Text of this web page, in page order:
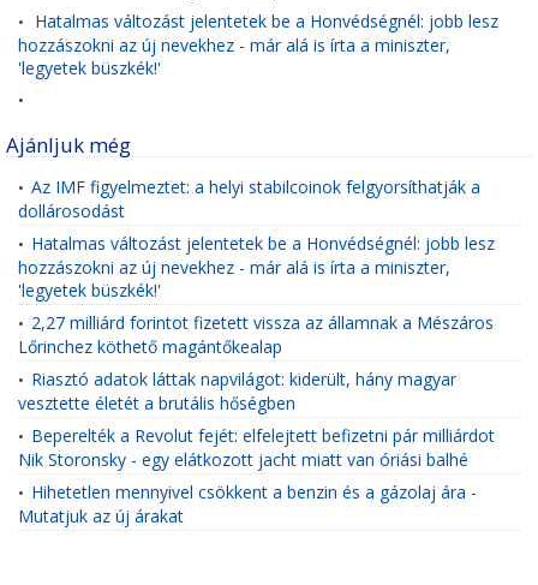
• Hatalmas változást jelentetek be a Honvédségnél: jobb lesz
hozzászokni az új nevekhez - már alá is írta a miniszter,
'legyetek büszkék!'
•
Ajánljuk még
• Az IMF figyelmeztet: a helyi stabilcoinok felgyorsíthatják a
dollárosodást
• Hatalmas változást jelentetek be a Honvédségnél: jobb lesz
hozzászokni az új nevekhez - már alá is írta a miniszter,
'legyetek büszkék!'
• 2,27 milliárd forintot fizetett vissza az államnak a Mészáros
Lőrinchez köthető magántőkealap
• Riasztó adatok láttak napvilágot: kiderült, hány magyar
vesztette életét a brutális hőségben
• Beperelték a Revolut fejét: elfelejtett befizetni pár milliárdot
Nik Storonsky - egy elátkozott jacht miatt van óriási balhé
• Hihetetlen mennyivel csökkent a benzin és a gázolaj ára -
Mutatjuk az új árakat